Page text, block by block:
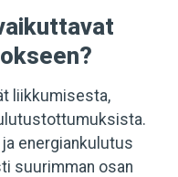
liikkumisesta,
energiankulutus
suurimman osan